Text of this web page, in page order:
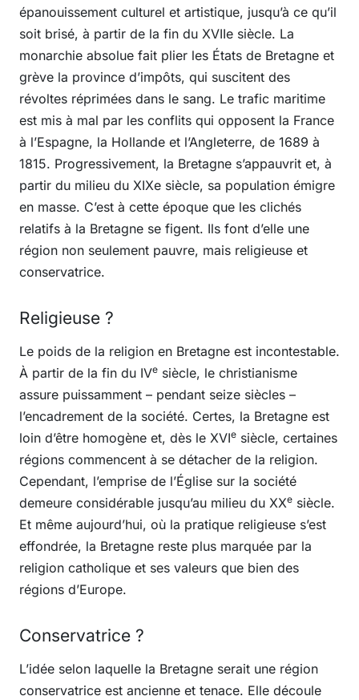
épanouissement culturel et artistique, jusqu’à ce qu’il
soit brisé, à partir de la fin du XVIIe siècle. La
monarchie absolue fait plier les États de Bretagne et
grève la province d’impôts, qui suscitent des
révoltes réprimées dans le sang. Le trafic maritime
est mis à mal par les conflits qui opposent la France
à l’Espagne, la Hollande et l’Angleterre, de 1689 à
1815. Progressivement, la Bretagne s’appauvrit et, à
partir du milieu du XIXe siècle, sa population émigre
en masse. C’est à cette époque que les clichés
relatifs à la Bretagne se figent. Ils font d’elle une
région non seulement pauvre, mais religieuse et
conservatrice.
Religieuse ?
Le poids de la religion en Bretagne est incontestable.
À partir de la fin du IVe siècle, le christianisme
assure puissamment – pendant seize siècles –
l’encadrement de la société. Certes, la Bretagne est
loin d’être homogène et, dès le XVIe siècle, certaines
régions commencent à se détacher de la religion.
Cependant, l’emprise de l’Église sur la société
demeure considérable jusqu’au milieu du XXe siècle.
Et même aujourd’hui, où la pratique religieuse s’est
effondrée, la Bretagne reste plus marquée par la
religion catholique et ses valeurs que bien des
régions d’Europe.
Conservatrice ?
L’idée selon laquelle la Bretagne serait une région
conservatrice est ancienne et tenace. Elle découle